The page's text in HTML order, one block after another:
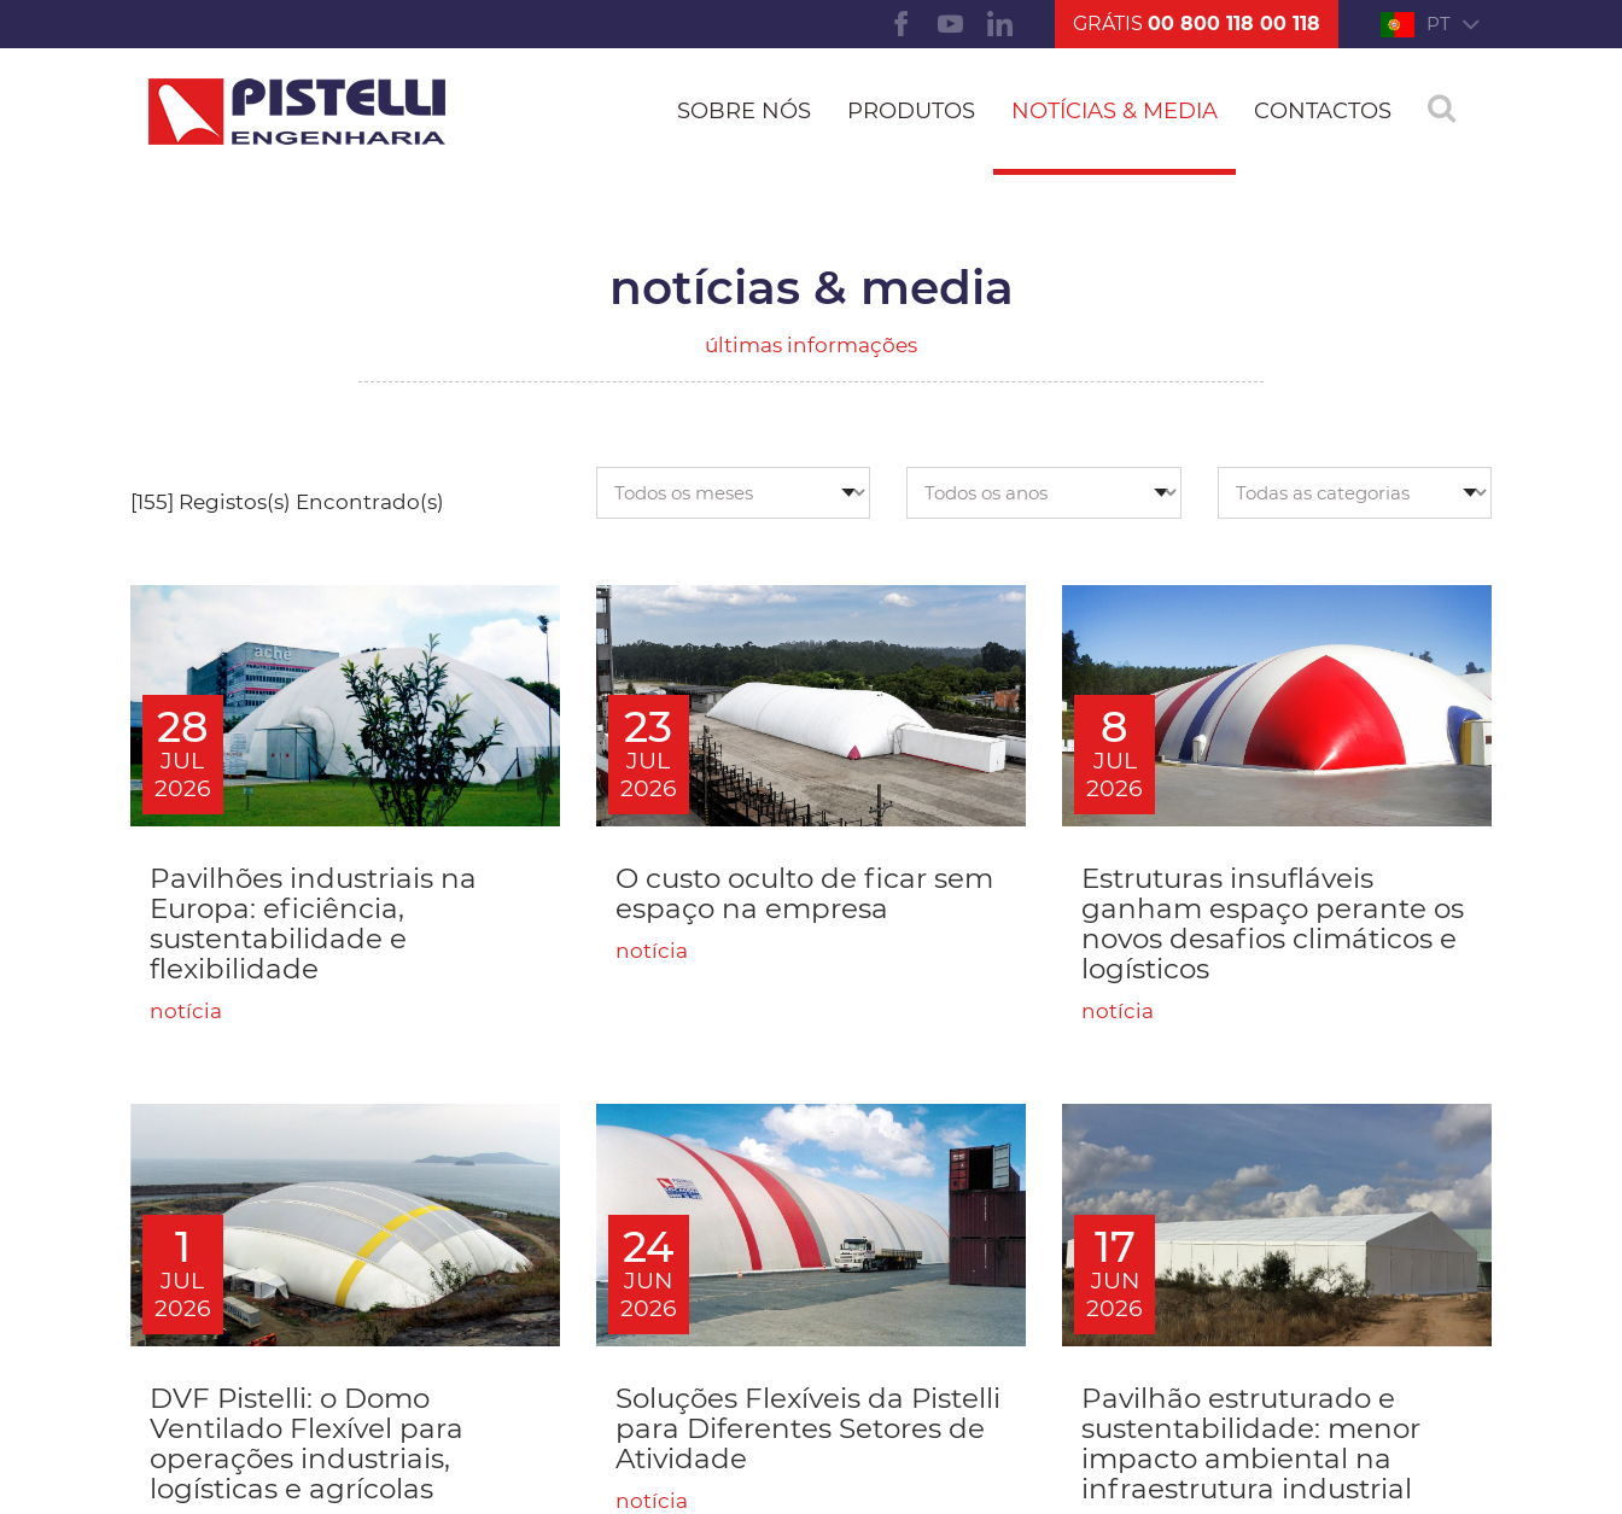
GRÁTIS00 800 118 00 118 PT
SOBRE NÓS PRODUTOS NOTÍCIAS & MEDIA CONTACTOS
notícias & media
últimas informações
[155] Registos(s) Encontrado(s)
28
JUL
2026
Pavilhões industriais na
Europa: eficiência,
sustentabilidade e
flexibilidade
notícia
23
JUL
2026
O custo oculto de ficar sem
espaço na empresa
notícia
8
JUL
2026
Estruturas insufláveis
ganham espaço perante os
novos desafios climáticos e
logísticos
notícia
1
JUL
2026
DVF Pistelli: o Domo
Ventilado Flexível para
operações industriais,
logísticas e agrícolas
24
JUN
2026
Soluções Flexíveis da Pistelli
para Diferentes Setores de
Atividade
notícia
17
JUN
2026
Pavilhão estruturado e
sustentabilidade: menor
impacto ambiental na
infraestrutura industrial